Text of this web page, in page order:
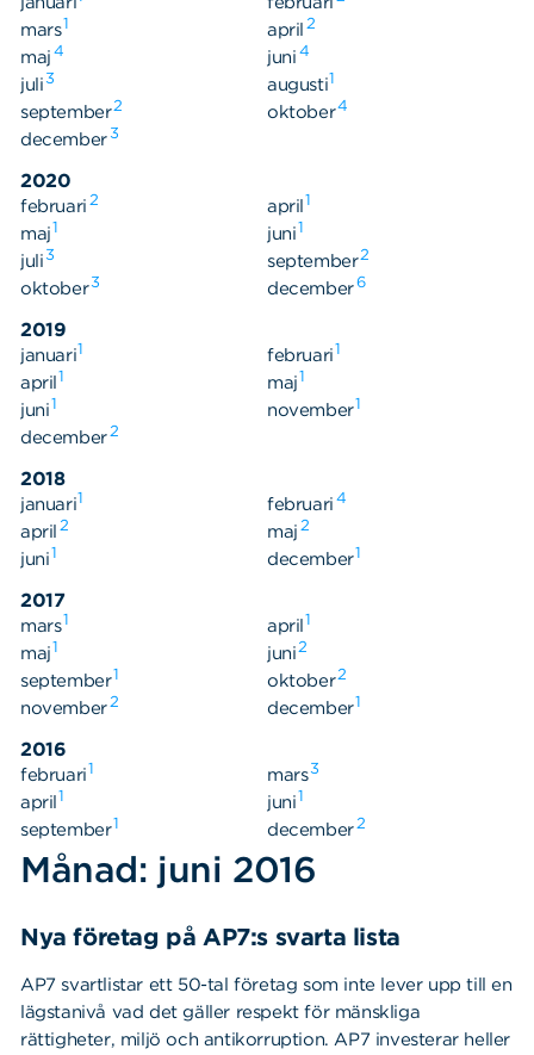
mars1 april 2
maj 4 juni 4
juli3 augusti1
september2 oktober4
december3
2020
februari 2 april1
maj1 juni1
juli3 september2
oktober3 december6
2019
januari1 februari1
april1 maj1
juni1 november1
december2
2018
januari1 februari 4
april 2 maj 2
juni1 december1
2017
mars1 april1
maj1 juni2
september1 oktober2
november2 december1
2016
februari1 mars3
april1 juni1
september1 december2
Månad: juni 2016
Nya företag på AP7:s svarta lista
AP7 svartlistar ett 50-tal företag som inte lever upp till en
lägstanivå vad det gäller respekt för mänskliga
rättigheter, miljö och antikorruption. AP7 investerar heller
Sök på sidan: